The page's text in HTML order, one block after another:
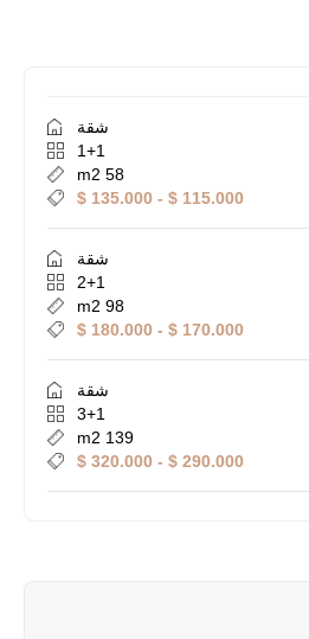
شقة
1+1
58 m2
115.000 $ - 135.000 $
شقة
2+1
98 m2
170.000 $ - 180.000 $
شقة
3+1
139 m2
290.000 $ - 320.000 $